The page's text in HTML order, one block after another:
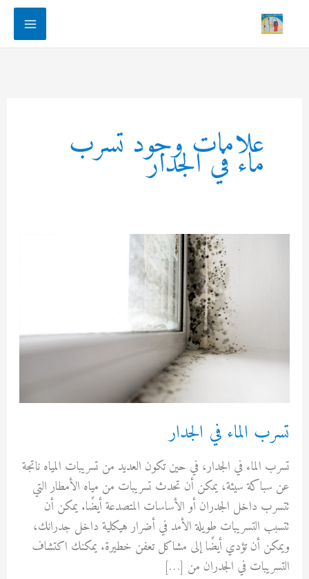
Main
علامات وجود تسرب
ماء في الجدار
الماء في الجدار
في الجدار، في حين تكون العديد من تسريبات المياه ناتجة
سيئة، يمكن أن تحدث تسريبات من مياه الأمطار التي
داخل الجدران أو الأساسات المتصدعة أيضًا. يمكن أن
التسريبات طويلة الأمد في أضرار هيكلية داخل جدرانك،
أن تؤدي أيضًا إلى مشاكل تعفن خطيرة. يمكنك اكتشاف
في الجدران من […]